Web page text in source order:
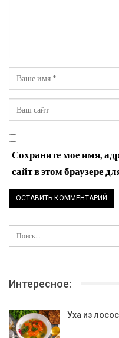
Сохраните мое имя,
сайт в этом браузере
Интересное:
Уха из